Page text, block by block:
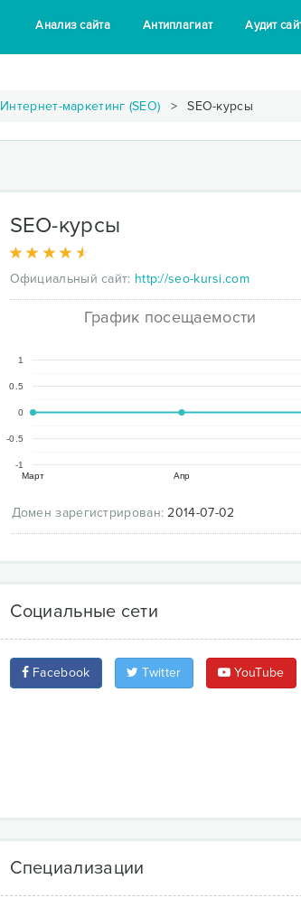
Анализ сайта Антиплагиат Аудит
Интернет-маркетинг (SEO) SEO-курсы
SEO-курсы
Официальный сайт: http://seo-kursi.com
График посещаемости
Март Апр
-1
-0.5
0
0.5
1
Домен зарегистрирован: 2014-07-02
Социальные сети
Facebook Twitter YouTube
Специализации